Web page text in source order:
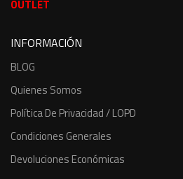
OUTLET
INFORMACIÓN
BLOG
Quienes Somos
Política De Privacidad / LOPD
Condiciones Generales
Devoluciones Económicas